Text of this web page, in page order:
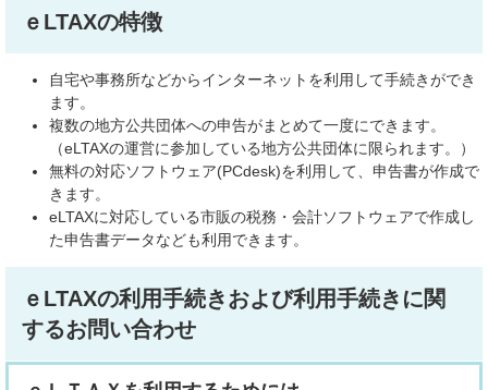
ｅLTAXの特徴
自宅や事務所などからインターネットを利用して手続きができ
ます。
複数の地方公共団体への申告がまとめて一度にできます。
（eLTAXの運営に参加している地方公共団体に限られます。）
無料の対応ソフトウェア(PCdesk)を利用して、申告書が作成で
きます。
eLTAXに対応している市販の税務・会計ソフトウェアで作成し
た申告書データなども利用できます。
ｅLTAXの利用手続きおよび利用手続きに関
するお問い合わせ